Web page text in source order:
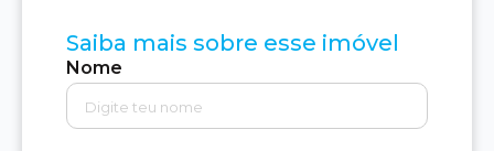
Saiba mais sobre esse imóvel
Nome